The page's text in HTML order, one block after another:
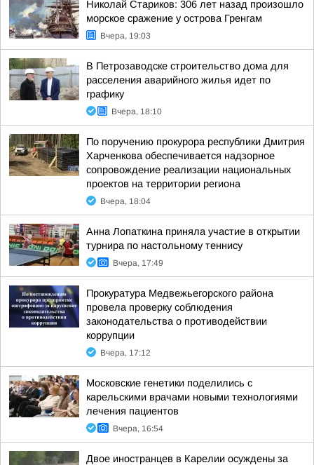
Николай Стариков: 306 лет назад произошло
морское сражение у острова Гренгам
Вчера, 19:03
В Петрозаводске строительство дома для
расселения аварийного жилья идет по
графику
Вчера, 18:10
По поручению прокурора республики Дмитрия
Харченкова обеспечивается надзорное
сопровождение реализации национальных
проектов на территории региона
Вчера, 18:04
Анна Лопаткина приняла участие в открытии
турнира по настольному теннису
Вчера, 17:49
Прокуратура Медвежьегорского района
провела проверку соблюдения
законодательства о противодействии
коррупции
Вчера, 17:12
Московские генетики поделились с
карельскими врачами новыми технологиями
лечения пациентов
Вчера, 16:54
Двое иностранцев в Карелии осуждены за